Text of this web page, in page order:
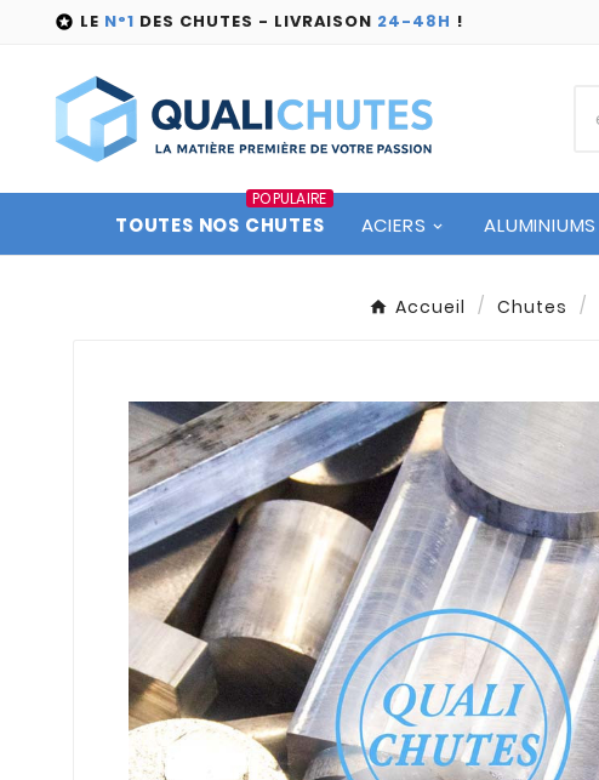
 LE N°1 DES CHUTES - LIVRAISON 24-48H !
TOUTES NOS CHUTES
POPULAIRE
ACIERS ALUMINIUMS
Accueil Chutes